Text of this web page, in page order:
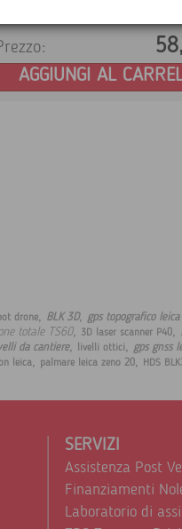
AGGIUNGI AL
drone, BLK 3D, gps topografico leica
totale TS60, 3D laser scanner P40,
da cantiere, livelli ottici, gps gnss
leica, palmare leica zeno 20, HDS
SERVIZI
Assistenza Post
Finanziamenti
Laboratorio di